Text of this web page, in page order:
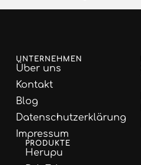
UNTERNEHMEN
Über uns
Kontakt
Blog
Datenschutzerklärung
Impressum
PRODUKTE
Herupu